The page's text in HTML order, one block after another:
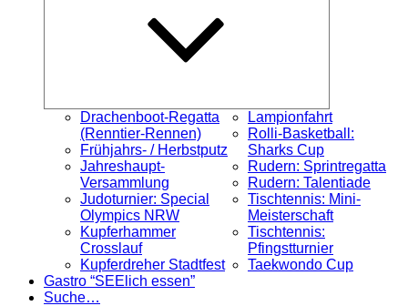
Drachenboot-Regatta
(Renntier-Rennen)
Frühjahrs- / Herbstputz
Jahreshaupt-
Versammlung
Judoturnier: Special
Olympics NRW
Kupferhammer
Crosslauf
Kupferdreher Stadtfest
Lampionfahrt
Rolli-Basketball:
Sharks Cup
Rudern: Sprintregatta
Rudern: Talentiade
Tischtennis: Mini-
Meisterschaft
Tischtennis:
Pfingstturnier
Taekwondo Cup
Gastro “SEElich essen”
Suche…